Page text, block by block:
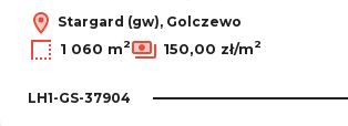
Stargard (gw), Golczewo
1 060 m2 150,00 zł/m2
LH1-GS-37904